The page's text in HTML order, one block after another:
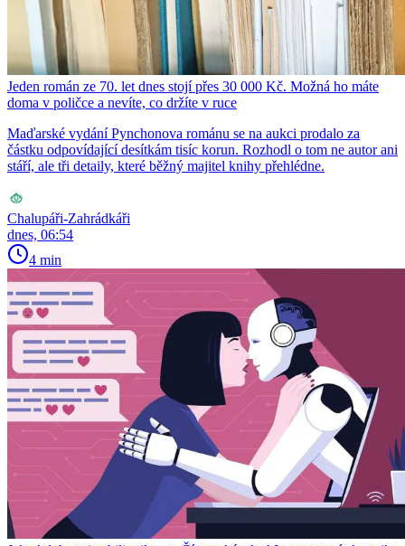
Jeden román ze 70. let dnes stojí přes 30 000 Kč. Možná ho máte
doma v poličce a nevíte, co držíte v ruce
Maďarské vydání Pynchonova románu se na aukci prodalo za
částku odpovídající desítkám tisíc korun. Rozhodl o tom ne autor ani
stáří, ale tři detaily, které běžný majitel knihy přehlédne.
Chalupáři-Zahrádkáři
dnes, 06:54
4 min